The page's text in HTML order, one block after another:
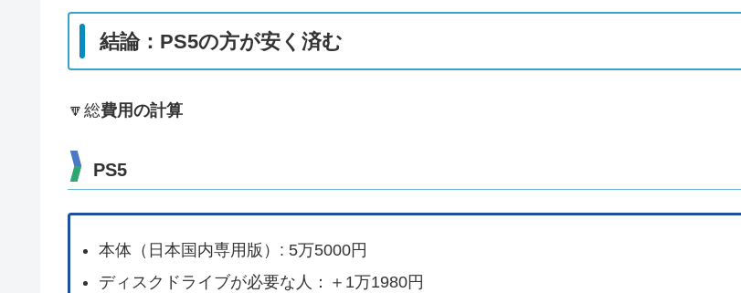
結論：PS5の方が安く済む
🔽総費用の計算
PS5
本体（日本国内専用版）: 5万5000円
ディスクドライブが必要な人：＋1万1980円